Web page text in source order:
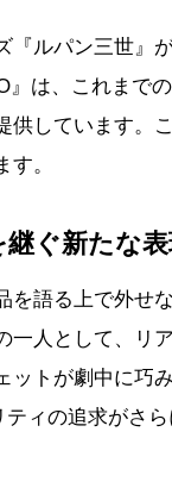
『ルパン三世』
』は、これまで
供しています。
。
継ぐ新たな
を語る上で外
一人として、リ
ットが劇中に巧
ィの追求がさ